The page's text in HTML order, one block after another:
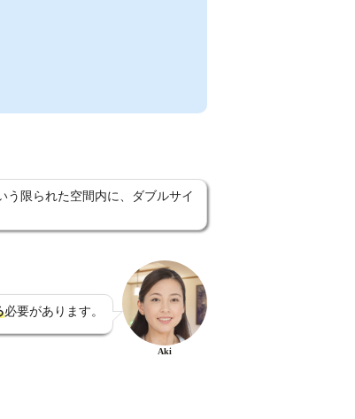
う限られた空間内に、ダブルサイ
必要があります。
Aki